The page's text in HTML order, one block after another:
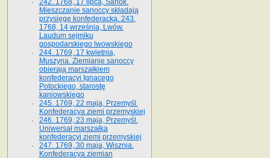
242. 1768, 17 lipca, Sanok.
Mieszczanie sanoccy składają
przysięgę konfederacką. 243.
1768, 14 września, Lwów.
Laudum sejmiku
gospodarskiego lwowskiego
244. 1769, 17 kwietnia,
Muszyna. Ziemianie sanoccy
obierają marszałkiem
konfederacyi Ignacego
Potockiego, starostę
kaniowskiego
245. 1769, 22 maja, Przemyśl.
Konfederacya ziemi przemyskiej
246. 1769, 23 maja, Przemyśl.
Uniwersał marszałka
konfederacyi ziemi przemyskiej
247. 1769, 30 maja, Wisznia.
Konfederacya ziemian